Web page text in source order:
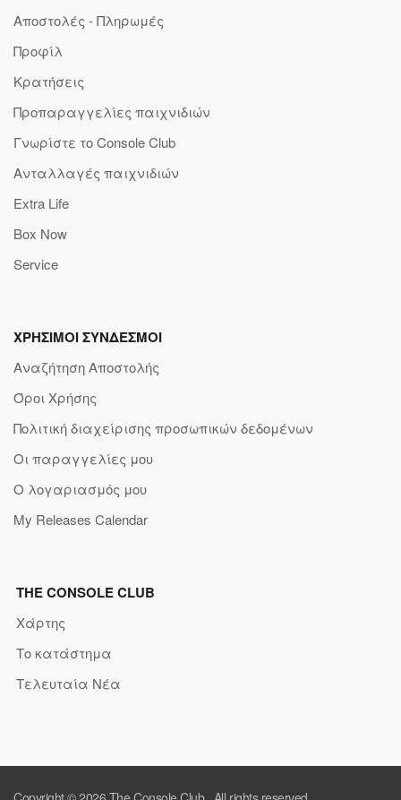
Αποστολές - Πληρωμές
Προφίλ
Κρατήσεις
Προπαραγγελίες παιχνιδιών
Γνωρίστε το Console Club
Ανταλλαγές παιχνιδιών
Extra Life
Box Now
Service
ΧΡΗΣΙΜΟΙ ΣΥΝΔΕΣΜΟΙ
Αναζήτηση Αποστολής
Όροι Χρήσης
Πολιτική διαχείρισης προσωπικών δεδομένων
Οι παραγγελίες μου
Ο λογαριασμός μου
My Releases Calendar
THE CONSOLE CLUB
Χάρτης
Το κατάστημα
Τελευταία Νέα